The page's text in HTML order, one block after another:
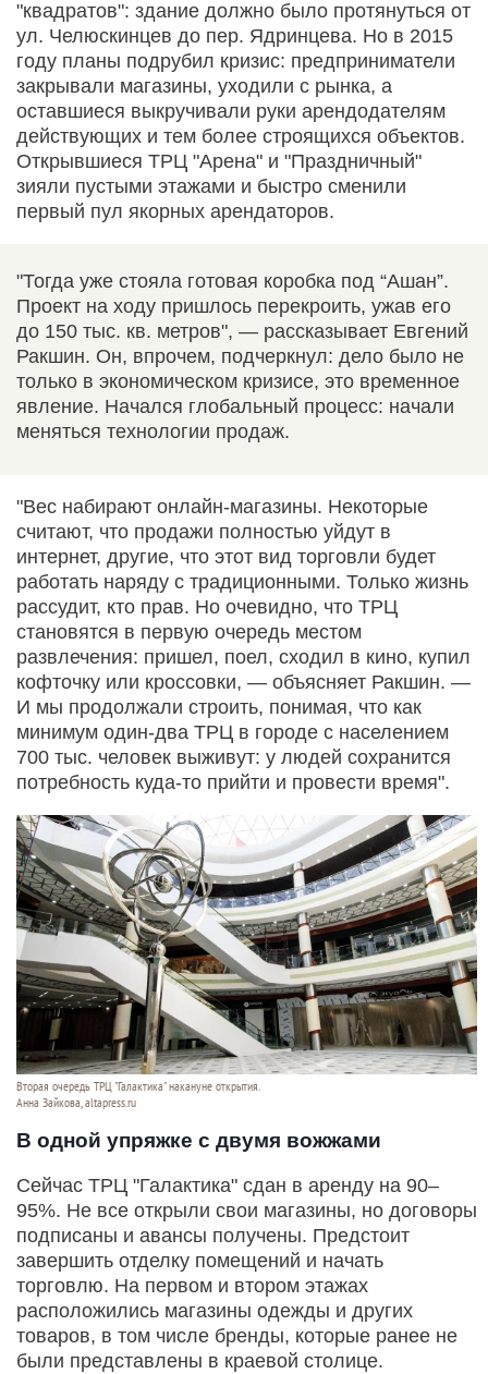
"квадратов": здание должно было протянуться от
ул. Челюскинцев до пер. Ядринцева. Но в 2015
году планы подрубил кризис: предприниматели
закрывали магазины, уходили с рынка, а
оставшиеся выкручивали руки арендодателям
действующих и тем более строящихся объектов.
Открывшиеся ТРЦ "Арена" и "Праздничный"
зияли пустыми этажами и быстро сменили
первый пул якорных арендаторов.
"Тогда уже стояла готовая коробка под “Ашан”.
Проект на ходу пришлось перекроить, ужав его
до 150 тыс. кв. метров", — рассказывает Евгений
Ракшин. Он, впрочем, подчеркнул: дело было не
только в экономическом кризисе, это временное
явление. Начался глобальный процесс: начали
меняться технологии продаж.
"Вес набирают онлайн-магазины. Некоторые
считают, что продажи полностью уйдут в
интернет, другие, что этот вид торговли будет
работать наряду с традиционными. Только жизнь
рассудит, кто прав. Но очевидно, что ТРЦ
становятся в первую очередь местом
развлечения: пришел, поел, сходил в кино, купил
кофточку или кроссовки, — объясняет Ракшин. —
И мы продолжали строить, понимая, что как
минимум один-два ТРЦ в городе с населением
700 тыс. человек выживут: у людей сохранится
потребность куда-то прийти и провести время".
Вторая очередь ТРЦ "Галактика" накануне открытия.
Анна Зайкова, altapress.ru
В одной упряжке с двумя вожжами
Сейчас ТРЦ "Галактика" сдан в аренду на 90–
95%. Не все открыли свои магазины, но договоры
подписаны и авансы получены. Предстоит
завершить отделку помещений и начать
торговлю. На первом и втором этажах
расположились магазины одежды и других
товаров, в том числе бренды, которые ранее не
были представлены в краевой столице.